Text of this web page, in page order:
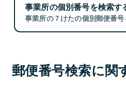
事業所の個別番号を検索す
事業所の７けたの個別郵便番号
郵便番号検索に関